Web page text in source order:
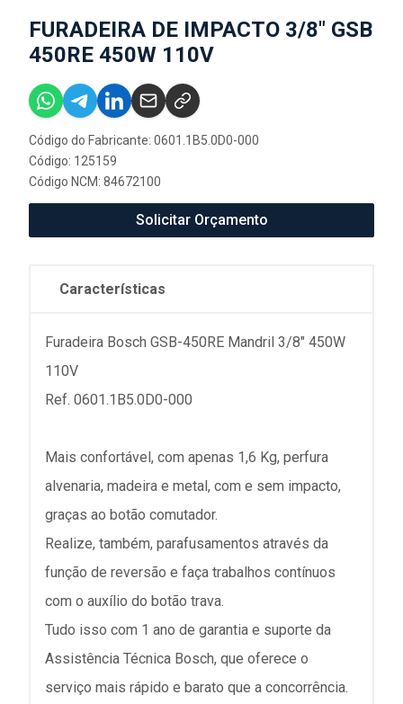
FURADEIRA DE IMPACTO 3/8" GSB
450RE 450W 110V
Código do Fabricante: 0601.1B5.0D0-000
Código: 125159
Código NCM: 84672100
Solicitar Orçamento
Características
Furadeira Bosch GSB-450RE Mandril 3/8" 450W
110V
Ref. 0601.1B5.0D0-000
Mais confortável, com apenas 1,6 Kg, perfura
alvenaria, madeira e metal, com e sem impacto,
graças ao botão comutador.
Realize, também, parafusamentos através da
função de reversão e faça trabalhos contínuos
com o auxílio do botão trava.
Tudo isso com 1 ano de garantia e suporte da
Assistência Técnica Bosch, que oferece o
serviço mais rápido e barato que a concorrência.